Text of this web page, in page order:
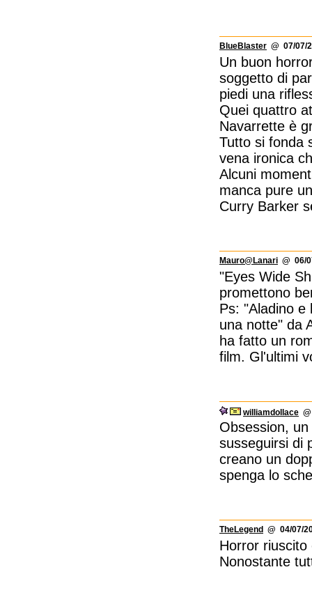
BlueBlaster @ 07/07/
Un buon
soggetto di
piedi una
Quei quattro
Navarrette è
Tutto si fonda
vena ironica
Alcuni
manca pure
Curry Barker
Mauro@Lanari @ 06/
"Eyes Wide
promettono
Ps: "Aladino e
una notte" da
ha fatto un
film. Gl'ultimi
williamdollace
Obsession,
susseguirsi di
creano un
spenga lo
TheLegend @ 04/07/
Horror
Nonostante